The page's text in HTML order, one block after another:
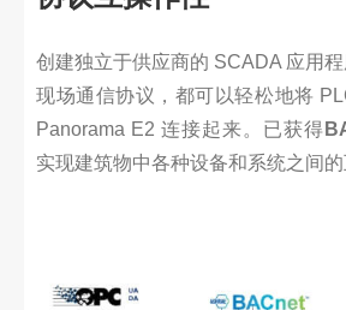
创建独立于供应商的 SCADA 应用
现场通信协议，都可以轻松地将
Panorama E2 连接起来。已获得
实现建筑物中各种设备和系统之间的